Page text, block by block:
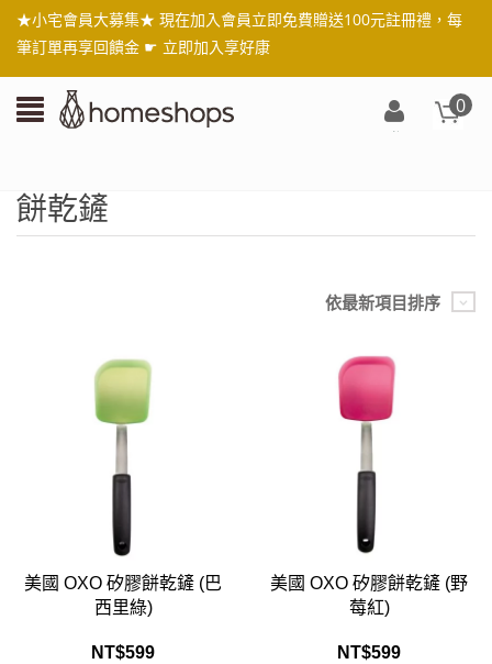
★小宅會員大募集★ 現在加入會員立即免費贈送100元註冊禮，每
筆訂單再享回饋金 ☛ 立即加入享好康
0
餅乾鏟
依最新項目排序
美國 OXO 矽膠餅乾鏟 (巴
西里綠)
NT$599
美國 OXO 矽膠餅乾鏟 (野
莓紅)
NT$599